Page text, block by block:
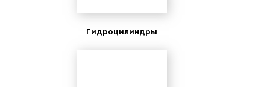
Гидроцилиндры